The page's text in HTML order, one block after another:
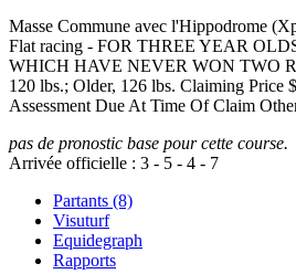
Masse Commune avec l'Hippodrome
Flat racing - FOR THREE YEAR
WHICH HAVE NEVER WON TWO
120 lbs.; Older, 126 lbs. Claiming Price
Assessment Due At Time Of Claim
pas de pronostic base pour cette course.
Arrivée officielle : 3 - 5 - 4 - 7
Partants (8)
Visuturf
Equidegraph
Rapports